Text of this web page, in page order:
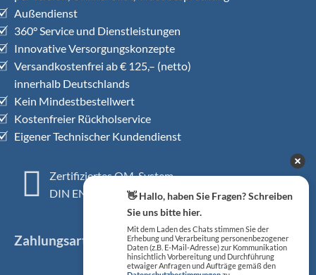
Außendienst
360° Service und Dienstleistungen
Innovative Versorgungskonzepte
Versandkostenfrei ab € 125,– (netto)
innerhalb Deutschlands
Kein Mindestbestellwert
Kostenfreier Rückholservice
Eigener Technischer Kundendienst
Zertifiziertes QM-System
DIN EN ISO 13485
Zahlungsarten
👋 Hallo, haben Sie Fragen? Schreiben
Sie uns bitte hier.
Mit dem Laden des Chats stimmen Sie der
Erhebung und Verarbeitung personenbezogener
Daten (z.B. E-Mail-Adresse) zur Kommunikation
hinsichtlich Vorbereitung und Durchführung
etwaiger Anfragen und Aufträge gemäß den